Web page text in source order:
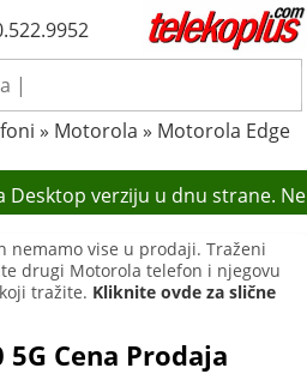
» Motorola » Motorola Edge
verziju u dnu strane.
nemamo vise u prodaji. Traženi
drugi Motorola telefon i njegovu
tražite. Kliknite ovde za slične
Cena Prodaja